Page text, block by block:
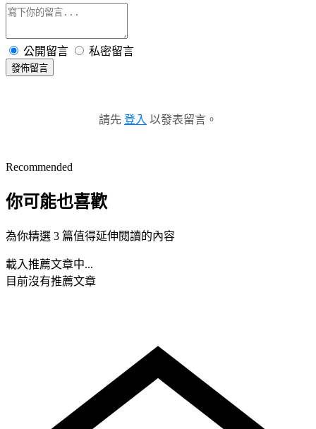
公開留言 私密留言
發佈留言
請先 登入 以發表留言。
Recommended
你可能也喜歡
為你精選 3 篇值得延伸閱讀的內容
載入推薦文章中...
目前沒有推薦文章